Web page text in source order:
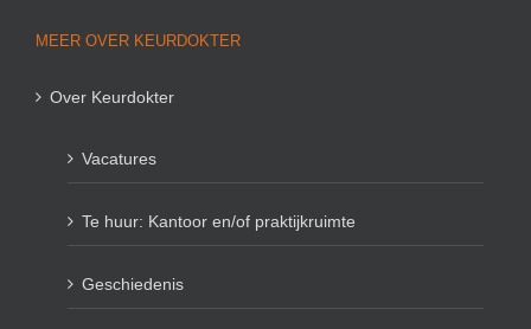
MEER OVER KEURDOKTER
Over Keurdokter
Vacatures
Te huur: Kantoor en/of praktijkruimte
Geschiedenis